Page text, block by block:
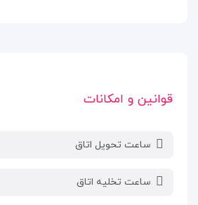
قوانین و امکانات
ساعت تحویل اتاق
ساعت تخلیه اتاق